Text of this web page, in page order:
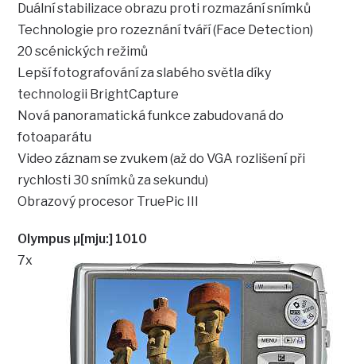
Duální stabilizace obrazu proti rozmazání snímků
Technologie pro rozeznání tváří (Face Detection)
20 scénických režimů
Lepší fotografování za slabého světla díky
technologii BrightCapture
Nová panoramatická funkce zabudovaná do
fotoaparátu
Video záznam se zvukem (až do VGA rozlišení při
rychlosti 30 snímků za sekundu)
Obrazový procesor TruePic III
Olympus µ[mju:] 1010
7x